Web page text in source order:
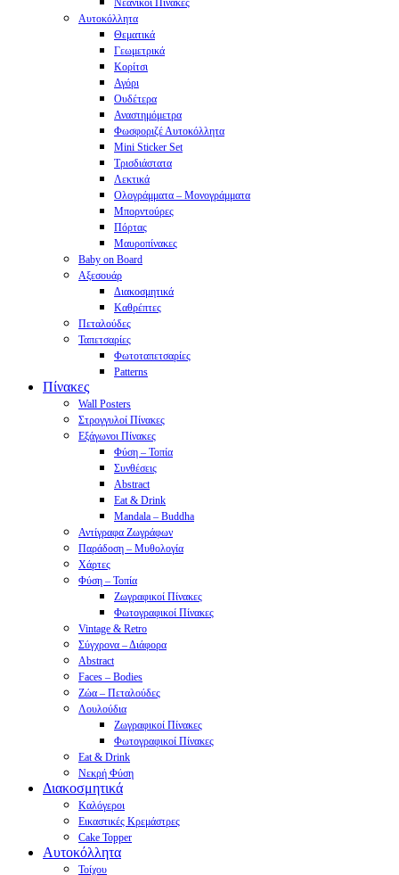
Νεανικοί Πίνακες
Αυτοκόλλητα
Θεματικά
Γεωμετρικά
Κορίτσι
Αγόρι
Ουδέτερα
Αναστημόμετρα
Φωσφοριζέ Αυτοκόλλητα
Mini Sticker Set
Tρισδιάστατα
Λεκτικά
Ολογράμματα – Μονογράμματα
Μπορντούρες
Πόρτας
Μαυροπίνακες
Baby on Board
Αξεσουάρ
Διακοσμητικά
Καθρέπτες
Πεταλούδες
Ταπετσαρίες
Φωτοταπετσαρίες
Patterns
Πίνακες
Wall Posters
Στρογγυλοί Πίνακες
Εξάγωνοι Πίνακες
Φύση – Τοπία
Συνθέσεις
Abstract
Eat & Drink
Mandala – Buddha
Αντίγραφα Ζωγράφων
Παράδοση – Μυθολογία
Χάρτες
Φύση – Τοπία
Ζωγραφικοί Πίνακες
Φωτογραφικοί Πίνακες
Vintage & Retro
Σύγχρονα – Διάφορα
Abstract
Faces – Bodies
Ζώα – Πεταλούδες
Λουλούδια
Ζωγραφικοί Πίνακες
Φωτογραφικοί Πίνακες
Eat & Drink
Νεκρή Φύση
Διακοσμητικά
Καλόγεροι
Εικαστικές Κρεμάστρες
Cake Topper
Αυτοκόλλητα
Τοίχου